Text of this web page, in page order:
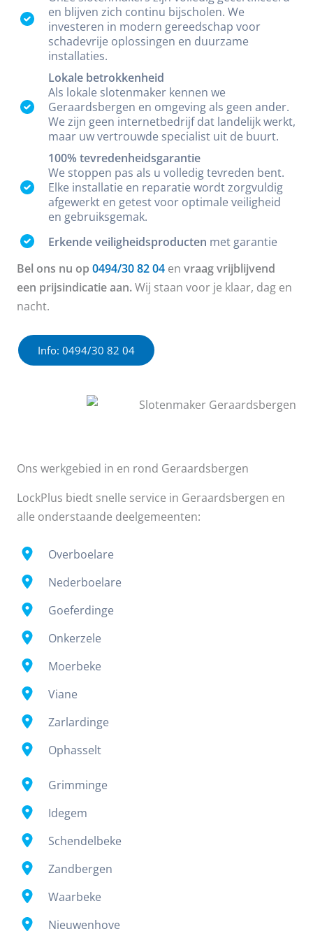
en blijven zich continu bijscholen. We
investeren in modern gereedschap voor
schadevrije oplossingen en duurzame
installaties.
Lokale betrokkenheid
Als lokale slotenmaker kennen we
Geraardsbergen en omgeving als geen ander.
We zijn geen internetbedrijf dat landelijk werkt,
maar uw vertrouwde specialist uit de buurt.
100% tevredenheidsgarantie
We stoppen pas als u volledig tevreden bent.
Elke installatie en reparatie wordt zorgvuldig
afgewerkt en getest voor optimale veiligheid
en gebruiksgemak.
Erkende veiligheidsproducten met garantie
Bel ons nu op 0494/30 82 04 en vraag vrijblijvend
een prijsindicatie aan.Wij staan voor je klaar, dag en
nacht.
Info: 0494/30 82 04
Ons werkgebied in en rond Geraardsbergen
LockPlus biedt snelle service in Geraardsbergen en
alle onderstaande deelgemeenten:
Overboelare
Nederboelare
Goeferdinge
Onkerzele
Moerbeke
Viane
Zarlardinge
Ophasselt
Grimminge
Idegem
Schendelbeke
Zandbergen
Waarbeke
Nieuwenhove